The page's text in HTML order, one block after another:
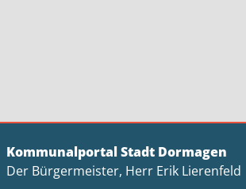
Kommunalportal Stadt Dormagen
Der Bürgermeister, Herr Erik Lierenfeld